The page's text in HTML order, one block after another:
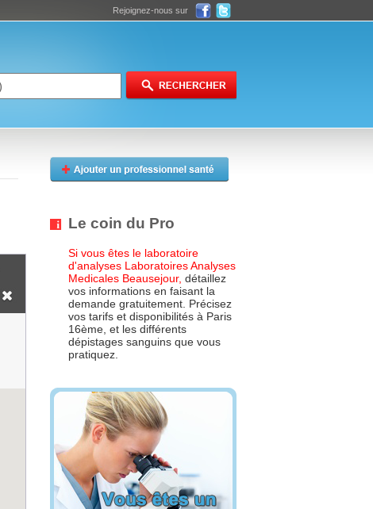
Rejoignez-nous sur
Le coin du Pro
Si vous êtes le laboratoire
d'analyses Laboratoires Analyses
Medicales Beausejour, détaillez
vos informations en faisant la
demande gratuitement. Précisez
vos tarifs et disponibilités à Paris
16ème, et les différents
dépistages sanguins que vous
pratiquez.